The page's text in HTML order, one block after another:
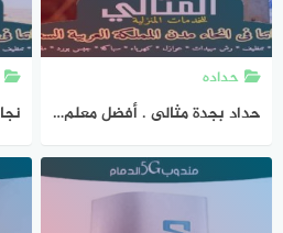
حداده
حداد بجدة مثالى . أفضل معلم حداد فى جدة عام ٢٠٢٦ المثالى للحدادة